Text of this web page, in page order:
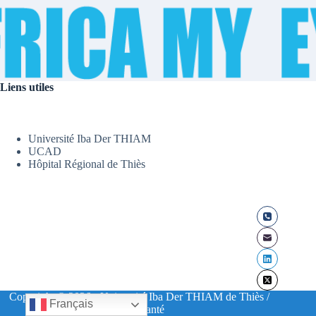
Liens utiles
Université Iba Der THIAM
UCAD
Hôpital Régional de Thiès
Copyright © 2026 - Université Iba Der THIAM de Thiès /
UFR Santé
Français